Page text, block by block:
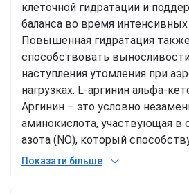
клеточной гидратации и
баланса во время
Повышенная гидратация
способствовать
наступления утомления при
нагрузках. L-аргинин альфа-
Аргинин – это условно
аминокислота, участвующая в
азота (NO), который
сосудов и улучшению
Показати більше